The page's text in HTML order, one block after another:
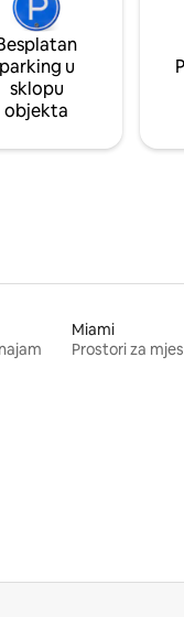
parking u
sklopu
objekta
Miami
Prostori za